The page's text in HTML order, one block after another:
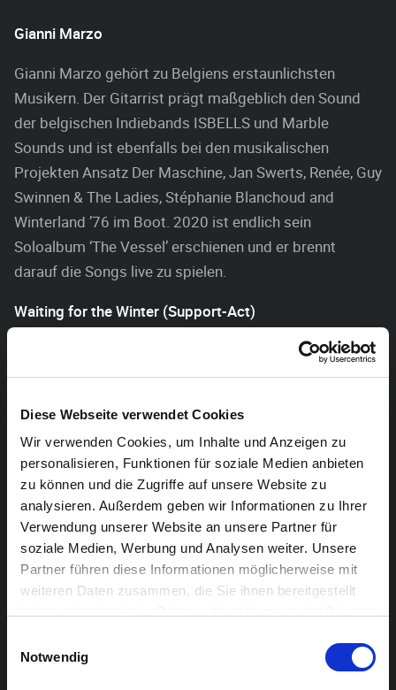
Diese Webseite verwendet Cookies
Wir verwenden Cookies, um Inhalte und Anzeigen zu
personalisieren, Funktionen für soziale Medien anbieten
zu können und die Zugriffe auf unsere Website zu
analysieren. Außerdem geben wir Informationen zu Ihrer
Verwendung unserer Website an unsere Partner für
soziale Medien, Werbung und Analysen weiter. Unsere
Partner führen diese Informationen möglicherweise mit
weiteren Daten zusammen, die Sie ihnen bereitgestellt
Notwendig
Gianni Marzo
Gianni Marzo gehört zu Belgiens erstaunlichsten
Musikern. Der Gitarrist prägt maßgeblich den Sound
der belgischen Indiebands ISBELLS und Marble
Sounds und ist ebenfalls bei den musikalischen
Projekten Ansatz Der Maschine, Jan Swerts, Renée, Guy
Swinnen & The Ladies, Stéphanie Blanchoud and
Winterland ’76 im Boot. 2020 ist endlich sein
Soloalbum ‘The Vessel’ erschienen und er brennt
darauf die Songs live zu spielen.
Waiting for the Winter (Support-Act)
Im Duo präsentieren Marlon Blanco Bayo und Aisha
Bello die Stücke ihrer BandWaiting for the Winter. Der
zweistimmige Gesang und die akustische Gitarre
fusionieren in gefühlvollen Folk-Pop-Kompositionen.